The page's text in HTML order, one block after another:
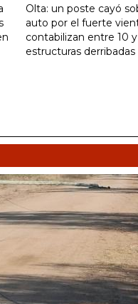
Olta: un poste cayó
auto por el fuerte
contabilizan entre 10 y
estructuras derribadas